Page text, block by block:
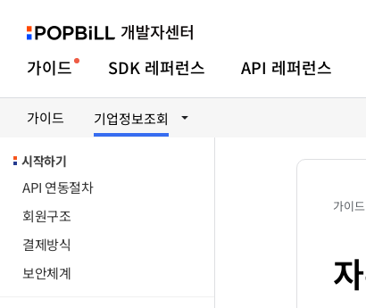
가이드 SDK 레퍼런스 API 레퍼런스
가이드 기업정보조회
시작하기
API 연동절차
회원구조
결제방식
보안체계
가이드